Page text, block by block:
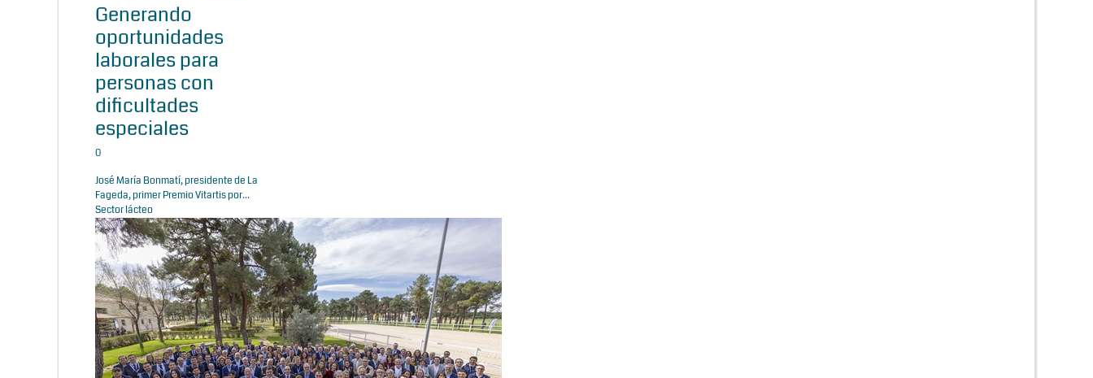
Generando
oportunidades
laborales para
personas con
dificultades
especiales
0
José María Bonmatí, presidente de La
Fageda, primer Premio Vitartis por...
Sector lácteo